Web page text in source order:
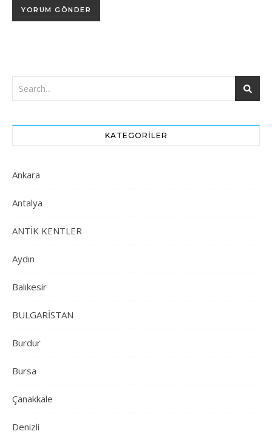
KATEGORILER
Ankara
Antalya
ANTİK KENTLER
Aydın
Balıkesir
BULGARİSTAN
Burdur
Bursa
Çanakkale
Denizli